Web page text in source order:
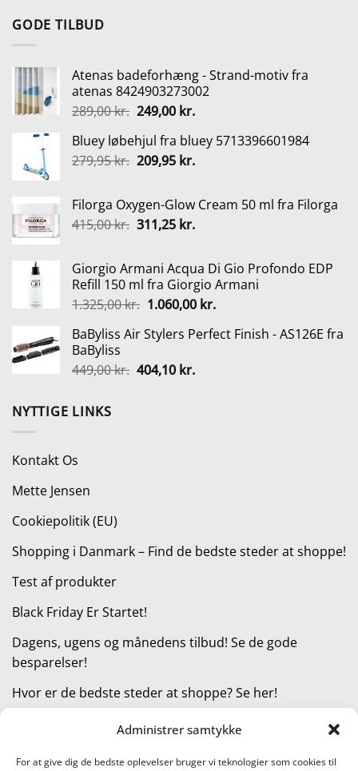
Administrer samtykke
For at give dig de bedste oplevelser bruger vi teknologier som cookies til
GODE TILBUD
Atenas badeforhæng - Strand-motiv fra
atenas 8424903273002
289,00kr. Den
pris
var:
249,00 kr.Den
pris
er:
Bluey løbehjul fra bluey 5713396601984
279,95kr. Den
var:
279,95 kr..
209,95 kr.Den
er:
209,95 kr..
Filorga Oxygen-Glow Cream 50 ml fra Filorga
415,00kr. Den
var:
415,00 kr..
311,25 kr.Den
er:
311,25 kr..
Giorgio Armani Acqua Di Gio Profondo EDP
Refill 150 ml fra Giorgio Armani
1.325,00kr. Den
pris
1.325,00 kr..
1.060,00 kr.Den
pris
BaByliss Air Stylers Perfect Finish - AS126E fra
BaByliss
449,00kr. Den
404,10 kr.Den
NYTTIGE LINKS
Kontakt Os
Mette Jensen
Cookiepolitik (EU)
Shopping i Danmark – Find de bedste steder at shoppe!
Test af produkter
Black Friday Er Startet!
Dagens, ugens og månedens tilbud! Se de gode
besparelser!
Hvor er de bedste steder at shoppe? Se her!